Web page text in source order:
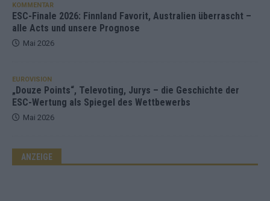
KOMMENTAR
ESC-Finale 2026: Finnland Favorit, Australien überrascht –
alle Acts und unsere Prognose
Mai 2026
EUROVISION
„Douze Points“, Televoting, Jurys – die Geschichte der
ESC-Wertung als Spiegel des Wettbewerbs
Mai 2026
ANZEIGE